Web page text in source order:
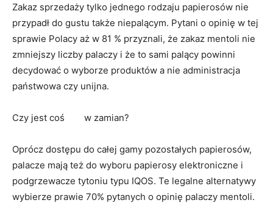
Zakaz sprzedaży tylko jednego rodzaju papierosów nie
przypadł do gustu także niepalącym. Pytani o opinię w tej
sprawie Polacy aż w 81 % przyznali, że zakaz mentoli nie
zmniejszy liczby palaczy i że to sami palący powinni
decydować o wyborze produktów a nie administracja
państwowa czy unijna.
Czy jest coś w zamian?
Oprócz dostępu do całej gamy pozostałych papierosów,
palacze mają też do wyboru papierosy elektroniczne i
podgrzewacze tytoniu typu IQOS. Te legalne alternatywy
wybierze prawie 70% pytanych o opinię palaczy mentoli.